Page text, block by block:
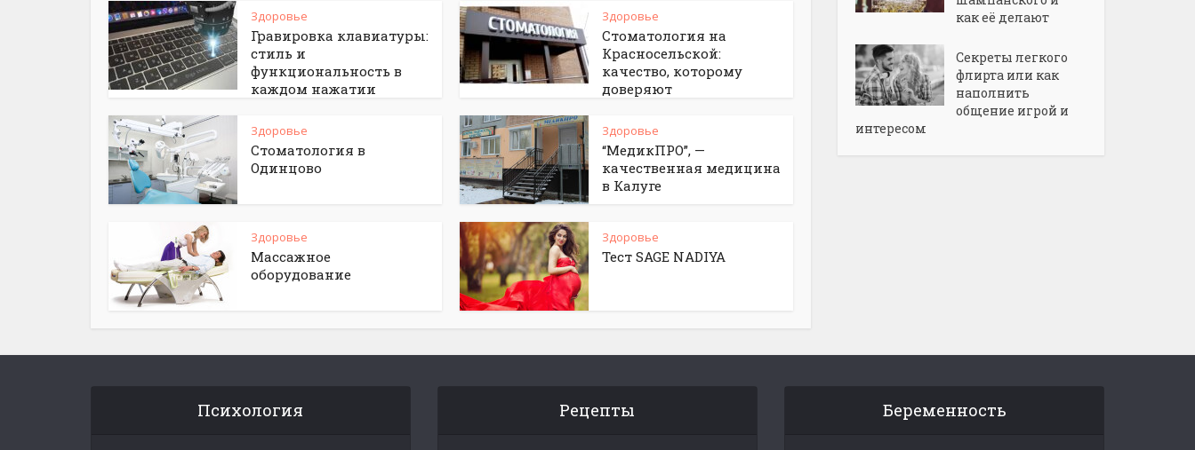
Здоровье
Гравировка клавиатуры:
стиль и
функциональность в
каждом нажатии
Здоровье
Стоматология на
Красносельской:
качество, которому
доверяют
Здоровье
Стоматология в
Одинцово
Здоровье
“МедикПРО”, —
качественная медицина
в Калуге
Здоровье
Массажное
оборудование
Здоровье
Тест SAGE NADIYA
как её делают
Секреты легкого
флирта или как
наполнить
общение игрой и
интересом
Психология Рецепты Беременность